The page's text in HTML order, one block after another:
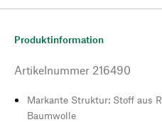
Produktinformation
Artikelnummer 216490
Markante Struktur: Stoff aus
Baumwolle